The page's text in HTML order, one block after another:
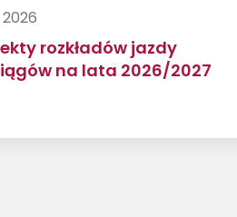
2026
rozkładów jazdy
na lata 2026/2027